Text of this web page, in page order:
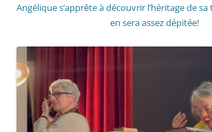
Angélique s’apprête à découvrir l’héritage de
en sera assez dépitée!